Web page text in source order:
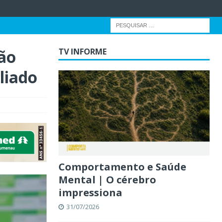
TV INFORME
Comportamento e Saúde
Mental | O cérebro
impressiona
31/07/2026